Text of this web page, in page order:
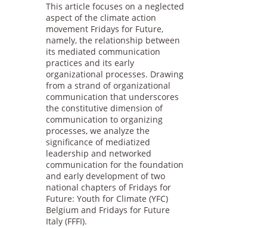
This article focuses on a neglected
aspect of the climate action
movement Fridays for Future,
namely, the relationship between
its mediated communication
practices and its early
organizational processes. Drawing
from a strand of organizational
communication that underscores
the constitutive dimension of
communication to organizing
processes, we analyze the
significance of mediatized
leadership and networked
communication for the foundation
and early development of two
national chapters of Fridays for
Future: Youth for Climate (YFC)
Belgium and Fridays for Future
Italy (FFFI).